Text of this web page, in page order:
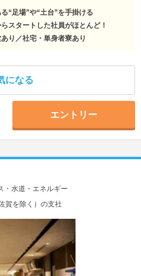
“足場”や“土台”を手掛ける
スタートした社員がほとんど！
り／社宅・単身者寮あり
になる
エントリー
・水道・エネルギー
賀を除く）の支社